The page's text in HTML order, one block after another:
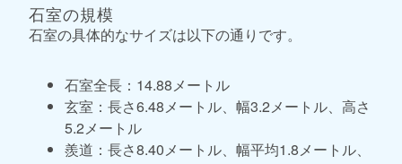
石室の規模
石室の具体的なサイズは以下の通りです。
石室全長：14.88メートル
玄室：長さ6.48メートル、幅3.2メートル、高さ
5.2メートル
羨道：長さ8.40メートル、幅平均1.8メートル、